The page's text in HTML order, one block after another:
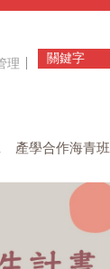
理
產學合作海青班